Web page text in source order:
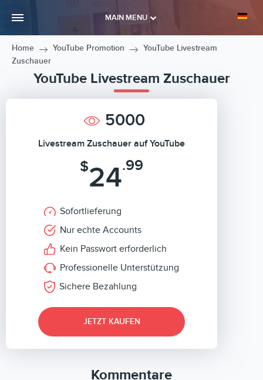
MAIN MENU
Home YouTube Promotion
YouTube Livestream
Zuschauer
YouTube Livestream Zuschauer
5000
Livestream Zuschauer auf YouTube
$24.99
Sofortlieferung
Nur echte Accounts
Kein Passwort erforderlich
Professionelle Unterstützung
Sichere Bezahlung
JETZT KAUFEN
Kommentare